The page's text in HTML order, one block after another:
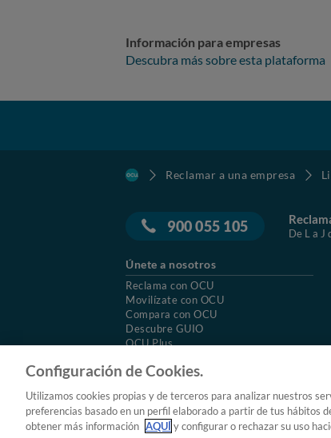
Información para empresas
Descubra más sobre esta plataforma
Reclamar a una empresa
900 055 105 De L a J
Únete a nosotros
Reclama con OCU
Movilízate con OCU
Compara con OCU
Descubre GUIO
OCU Plus
Aviso Legal
Política de cookies
Configuración de Cookies.
Utilizamos cookies propias y de terceros para analizar nuestros
preferencias basado en un perfil elaborado a partir de tus hábitos
obtener más información AQUÍy configurar o rechazar su uso